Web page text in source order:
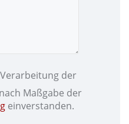
der
Maßgabe der
einverstanden.